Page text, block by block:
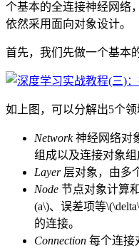
个基本的全连接神经网络
依然采用面向对象设计。
首先，我们先做一个基本
如上图，可以分解出5个领
Network神经网络对
组成以及连接对象组
Layer层对象，由多
Node 节点对象计算
(a\)、误差项等
的连接。
Connection 每个连接